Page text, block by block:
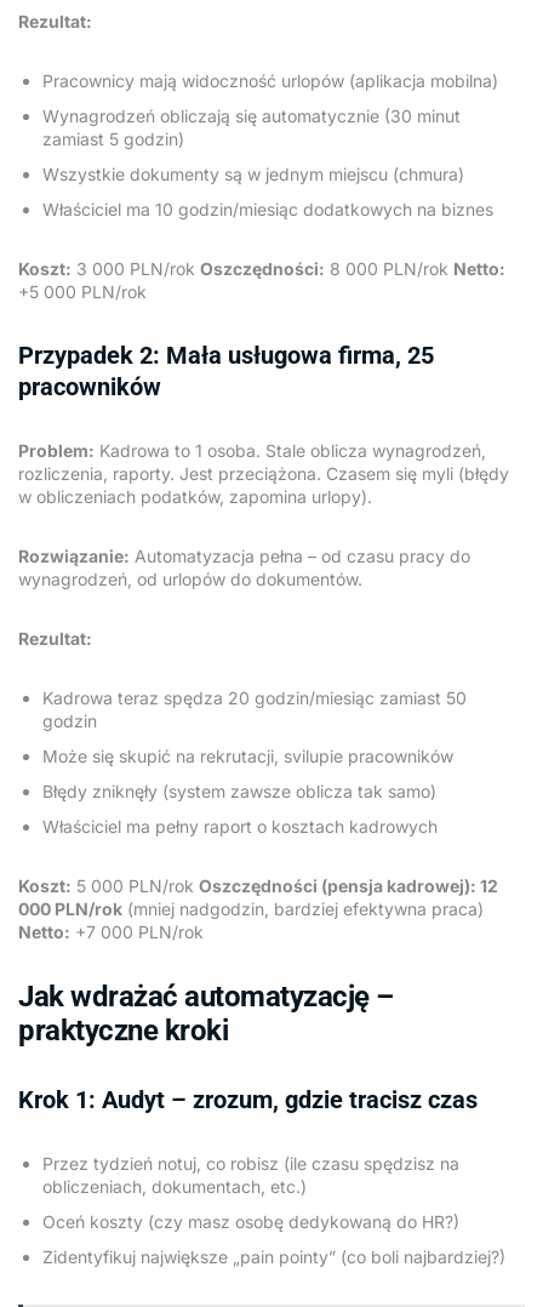
Rezultat:
Pracownicy mają widoczność urlopów (aplikacja mobilna)
Wynagrodzeń obliczają się automatycznie (30 minut
zamiast 5 godzin)
Wszystkie dokumenty są w jednym miejscu (chmura)
Właściciel ma 10 godzin/miesiąc dodatkowych na biznes
Koszt: 3 000 PLN/rok Oszczędności: 8 000 PLN/rok Netto:
+5 000 PLN/rok
Przypadek 2: Mała usługowa firma, 25
pracowników
Problem: Kadrowa to 1 osoba. Stale oblicza wynagrodzeń,
rozliczenia, raporty. Jest przeciążona. Czasem się myli (błędy
w obliczeniach podatków, zapomina urlopy).
Rozwiązanie: Automatyzacja pełna – od czasu pracy do
wynagrodzeń, od urlopów do dokumentów.
Rezultat:
Kadrowa teraz spędza 20 godzin/miesiąc zamiast 50
godzin
Może się skupić na rekrutacji, svilupie pracowników
Błędy zniknęły (system zawsze oblicza tak samo)
Właściciel ma pełny raport o kosztach kadrowych
Koszt: 5 000 PLN/rok Oszczędności (pensja kadrowej): 12
000 PLN/rok (mniej nadgodzin, bardziej efektywna praca)
Netto: +7 000 PLN/rok
Jak wdrażać automatyzację –
praktyczne kroki
Krok 1: Audyt – zrozum, gdzie tracisz czas
Przez tydzień notuj, co robisz (ile czasu spędzisz na
obliczeniach, dokumentach, etc.)
Oceń koszty (czy masz osobę dedykowaną do HR?)
Zidentyfikuj największe „pain pointy” (co boli najbardziej?)